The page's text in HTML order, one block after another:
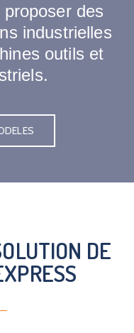
des
industrielles
outils et
DE